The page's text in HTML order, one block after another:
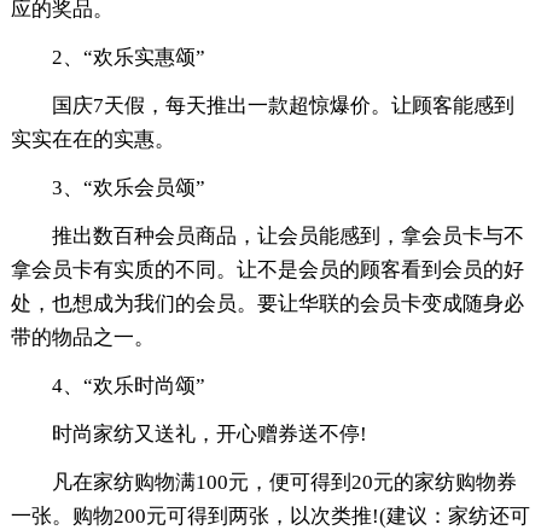
应的奖品。
2、“欢乐实惠颂”
国庆7天假，每天推出一款超惊爆价。让顾客能感到
实实在在的实惠。
3、“欢乐会员颂”
推出数百种会员商品，让会员能感到，拿会员卡与不
拿会员卡有实质的不同。让不是会员的顾客看到会员的好
处，也想成为我们的会员。要让华联的会员卡变成随身必
带的物品之一。
4、“欢乐时尚颂”
时尚家纺又送礼，开心赠券送不停!
凡在家纺购物满100元，便可得到20元的家纺购物券
一张。购物200元可得到两张，以次类推!(建议：家纺还可